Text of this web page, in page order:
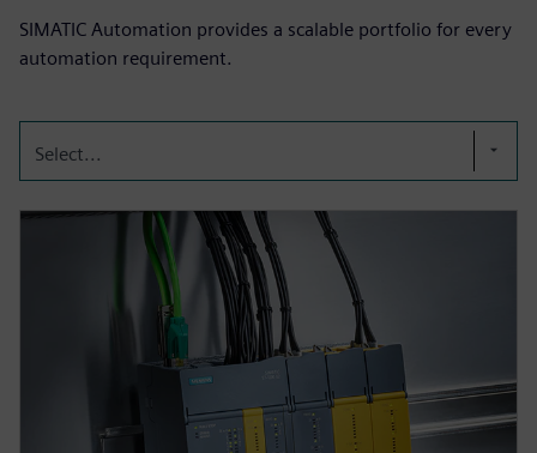
SIMATIC Automation provides a scalable portfolio for every
automation requirement.
Select...